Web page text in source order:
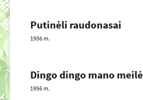
Putinėli raudonasai
1956 m.
Dingo dingo mano meilė
1956 m.